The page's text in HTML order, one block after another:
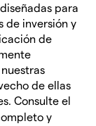
para
de inversión y
de
de ellas
Consulte el
y